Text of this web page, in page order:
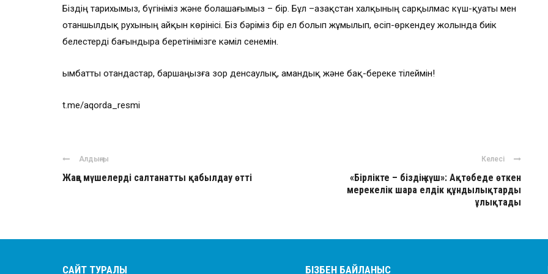
Біздің тарихымыз, бүгініміз және болашағымыз – бір. Бұл –Қазақстан халқының сарқылмас күш-қуаты мен
отаншылдық рухының айқын көрінісі. Біз бәріміз бір ел болып жұмылып, өсіп-өркендеу жолында биік
белестерді бағындыра беретінімізге кәміл сенемін.
Қымбатты отандастар, баршаңызға зор денсаулық, амандық және бақ-береке тілеймін!
t.me/aqorda_resmi
Алдыңғы
Жаңа мүшелерді салтанатты қабылдау өтті
Келесі
«Бірлікте – біздің күш»: Ақтөбеде өткен
мерекелік шара елдік құндылықтарды
ұлықтады
САЙТ ТУРАЛЫ БІЗБЕН БАЙЛАНЫС